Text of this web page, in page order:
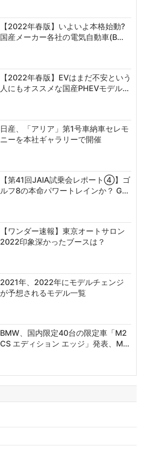
【2022年春版】いよいよ本格始動?
国産メーカー各社の電気自動車(B…
【2022年春版】EVはまだ不安という
人にもオススメな国産PHEVモデル…
日産、「アリア」第1号車納車セレモ
ニーを本社ギャラリーで開催
【第41回JAIA試乗会レポート④】ゴ
ルフ8の本命パワートレインか？ G…
【ワンダー速報】東京オートサロン
2022印象深かったブースは？
2021年、2022年にモデルチェンジ
が予想されるモデル一覧
BMW、国内限定40台の限定車「M2
CS エディション エッジ」発表、M…